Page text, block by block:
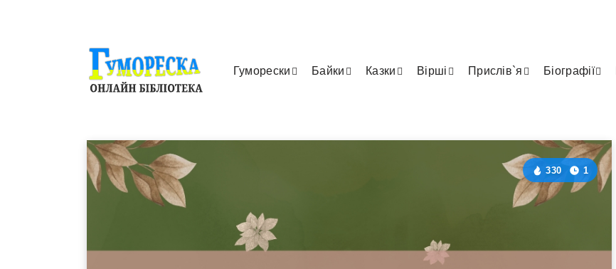
Гуморески Байки Казки Вірші Прислів`я Біографії
330 1